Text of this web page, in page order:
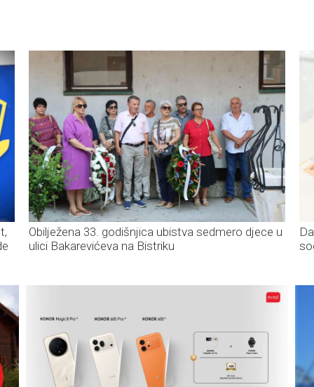
Obilježena 33. godišnjica ubistva sedmero djece u
ulici Bakarevićeva na Bistriku